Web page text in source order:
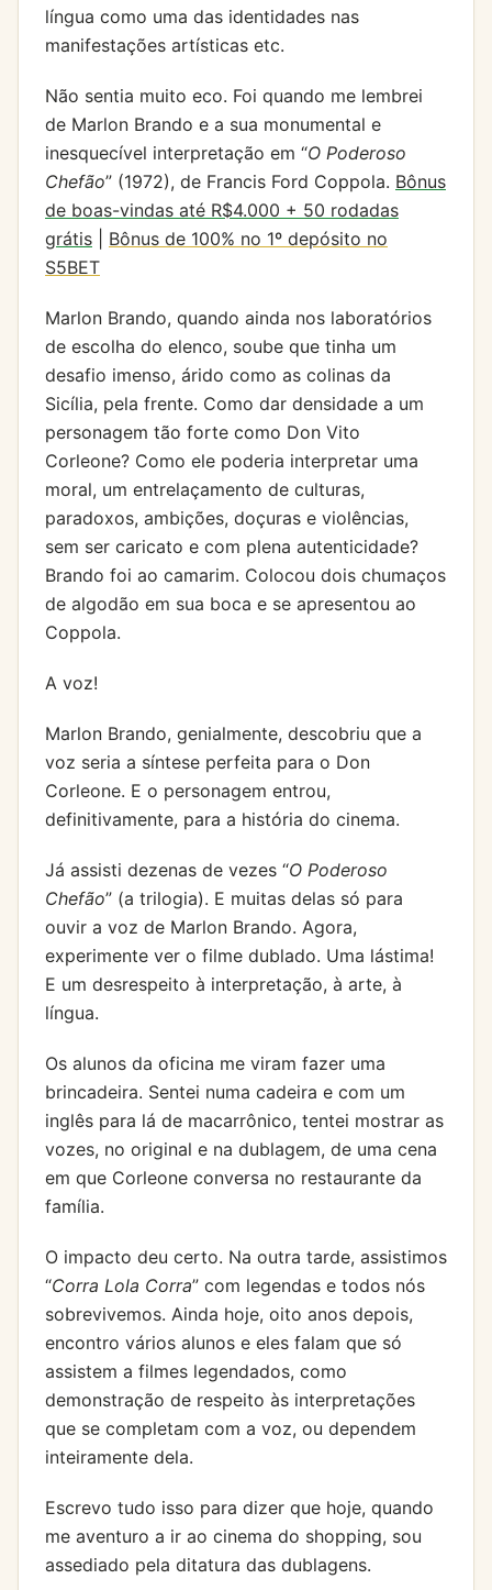
língua como uma das identidades nas
manifestações artísticas etc.
Não sentia muito eco. Foi quando me lembrei
de Marlon Brando e a sua monumental e
inesquecível interpretação em “O Poderoso
Chefão” (1972), de Francis Ford Coppola. Bônus
de boas-vindas até R$4.000 + 50 rodadas
grátis
Bônus de 100% no 1º depósito no
S5BET
Marlon Brando, quando ainda nos laboratórios
de escolha do elenco, soube que tinha um
desafio imenso, árido como as colinas da
Sicília, pela frente. Como dar densidade a um
personagem tão forte como Don Vito
Corleone? Como ele poderia interpretar uma
moral, um entrelaçamento de culturas,
paradoxos, ambições, doçuras e violências,
sem ser caricato e com plena autenticidade?
Brando foi ao camarim. Colocou dois chumaços
de algodão em sua boca e se apresentou ao
Coppola.
A voz!
Marlon Brando, genialmente, descobriu que a
voz seria a síntese perfeita para o Don
Corleone. E o personagem entrou,
definitivamente, para a história do cinema.
Já assisti dezenas de vezes “O Poderoso
Chefão” (a trilogia). E muitas delas só para
ouvir a voz de Marlon Brando. Agora,
experimente ver o filme dublado. Uma lástima!
E um desrespeito à interpretação, à arte, à
língua.
Os alunos da oficina me viram fazer uma
brincadeira. Sentei numa cadeira e com um
inglês para lá de macarrônico, tentei mostrar as
vozes, no original e na dublagem, de uma cena
em que Corleone conversa no restaurante da
família.
O impacto deu certo. Na outra tarde, assistimos
“Corra Lola Corra” com legendas e todos nós
sobrevivemos. Ainda hoje, oito anos depois,
encontro vários alunos e eles falam que só
assistem a filmes legendados, como
demonstração de respeito às interpretações
que se completam com a voz, ou dependem
inteiramente dela.
Escrevo tudo isso para dizer que hoje, quando
me aventuro a ir ao cinema do shopping, sou
assediado pela ditatura das dublagens.